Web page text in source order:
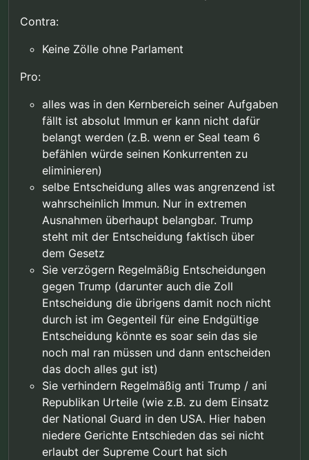
Contra:
Keine Zölle ohne Parlament
Pro:
alles was in den Kernbereich seiner Aufgaben
fällt ist absolut Immun er kann nicht dafür
belangt werden (z.B. wenn er Seal team 6
befählen würde seinen Konkurrenten zu
eliminieren)
selbe Entscheidung alles was angrenzend ist
wahrscheinlich Immun. Nur in extremen
Ausnahmen überhaupt belangbar. Trump
steht mit der Entscheidung faktisch über
dem Gesetz
Sie verzögern Regelmäßig Entscheidungen
gegen Trump (darunter auch die Zoll
Entscheidung die übrigens damit noch nicht
durch ist im Gegenteil für eine Endgültige
Entscheidung könnte es soar sein das sie
noch mal ran müssen und dann entscheiden
das doch alles gut ist)
Sie verhindern Regelmäßig anti Trump / ani
Republikan Urteile (wie z.B. zu dem Einsatz
der National Guard in den USA. Hier haben
niedere Gerichte Entschieden das sei nicht
erlaubt der Supreme Court hat sich